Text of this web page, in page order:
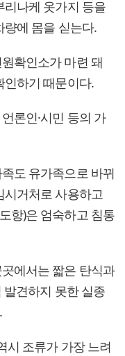
리나케 옷가지 등을
량에 몸을 싣는다.
확인소가 마련 돼
인하기 때문이다.
론인·시민 등의 가
도 유가족으로 바뀌
시거처로 사용하고
항)은 엄숙하고 침통
에서는 짧은 탄식과
견하지 못한 실종
시 조류가 가장 느려